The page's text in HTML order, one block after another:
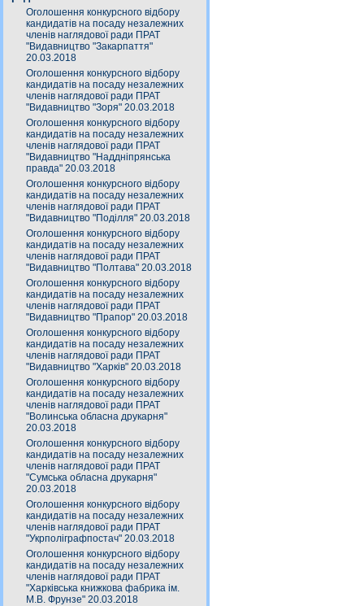
Оголошення конкурсного відбору
кандидатів на посаду незалежних
членів наглядової ради ПРАТ
"Видавництво "Закарпаття"
20.03.2018
Оголошення конкурсного відбору
кандидатів на посаду незалежних
членів наглядової ради ПРАТ
"Видавництво "Зоря" 20.03.2018
Оголошення конкурсного відбору
кандидатів на посаду незалежних
членів наглядової ради ПРАТ
"Видавництво "Наддніпрянська
правда" 20.03.2018
Оголошення конкурсного відбору
кандидатів на посаду незалежних
членів наглядової ради ПРАТ
"Видавництво "Поділля" 20.03.2018
Оголошення конкурсного відбору
кандидатів на посаду незалежних
членів наглядової ради ПРАТ
"Видавництво "Полтава" 20.03.2018
Оголошення конкурсного відбору
кандидатів на посаду незалежних
членів наглядової ради ПРАТ
"Видавництво "Прапор" 20.03.2018
Оголошення конкурсного відбору
кандидатів на посаду незалежних
членів наглядової ради ПРАТ
"Видавництво "Харків" 20.03.2018
Оголошення конкурсного відбору
кандидатів на посаду незалежних
членів наглядової ради ПРАТ
"Волинська обласна друкарня"
20.03.2018
Оголошення конкурсного відбору
кандидатів на посаду незалежних
членів наглядової ради ПРАТ
"Сумська обласна друкарня"
20.03.2018
Оголошення конкурсного відбору
кандидатів на посаду незалежних
членів наглядової ради ПРАТ
"Укрполіграфпостач" 20.03.2018
Оголошення конкурсного відбору
кандидатів на посаду незалежних
членів наглядової ради ПРАТ
"Харківська книжкова фабрика ім.
М.В. Фрунзе" 20.03.2018